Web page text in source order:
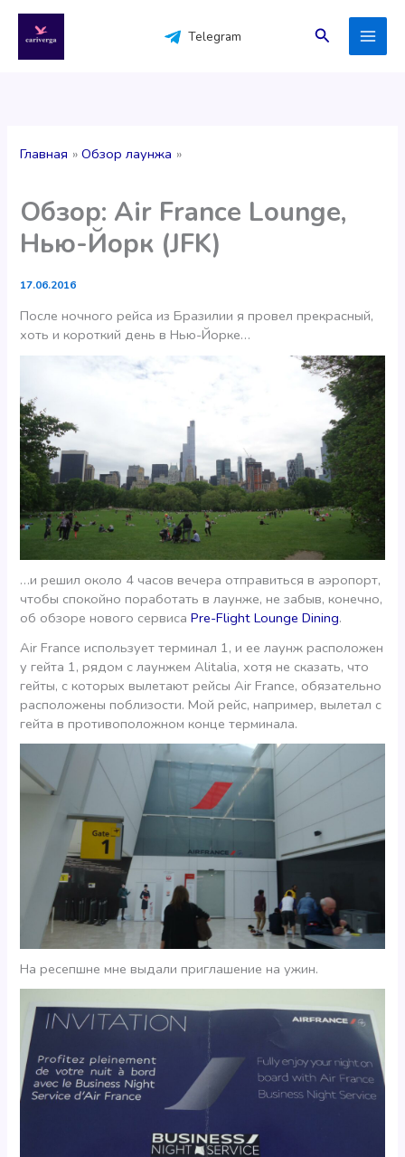
содержимому
Telegram Поиск
Главная Обзор лаунжа
Обзор: Air France Lounge,
Нью-Йорк (JFK)
17.06.2016
После ночного рейса из Бразилии я провел прекрасный,
хоть и короткий день в Нью-Йорке…
…и решил около 4 часов вечера отправиться в аэропорт,
чтобы спокойно поработать в лаунже, не забыв, конечно,
об обзоре нового сервисаPre-Flight Lounge Dining.
Air France использует терминал 1, и ее лаунж расположен
у гейта 1, рядом с лаунжем Alitalia, хотя не сказать, что
гейты, с которых вылетают рейсы Air France, обязательно
расположены поблизости. Мой рейс, например, вылетал с
гейта в противоположном конце терминала.
На ресепшне мне выдали приглашение на ужин.